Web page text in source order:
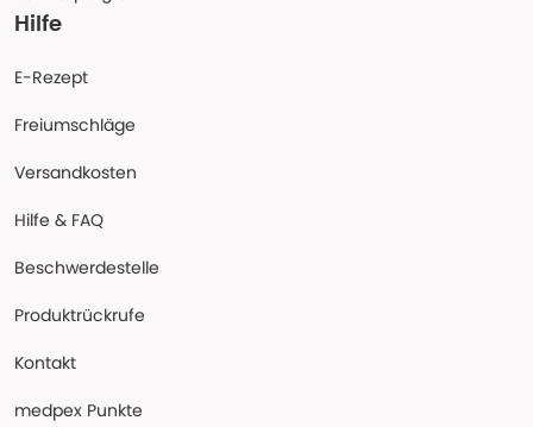
Hilfe
E-Rezept
Freiumschläge
Versandkosten
Hilfe & FAQ
Beschwerdestelle
Produktrückrufe
Kontakt
medpex Punkte